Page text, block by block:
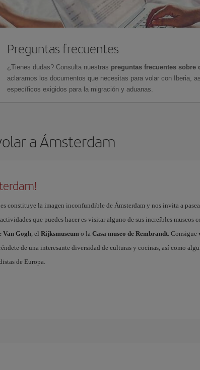
Preguntas frecuentes
¿Tienes dudas? Consulta nuestras preguntas frecuentes sobre
aclaramos los documentos que necesitas para volar con Iberia,
específicos exigidos para la migración y aduanas.
a Ámsterdam
constituye la imagen inconfundible de Ámsterdam y nos invita a
que puedes hacer es visitar alguno de sus increíbles museos
Van Gogh, el Rijksmuseumo la Casa museo de Rembrandt. Consigue
de una interesante diversidad de culturas y cocinas, así como
de Europa.